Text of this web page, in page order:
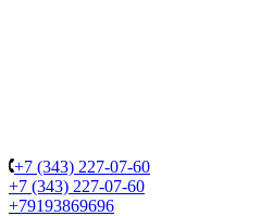
+7 (343) 227-07-60
+7 (343) 227-07-60
+79193869696